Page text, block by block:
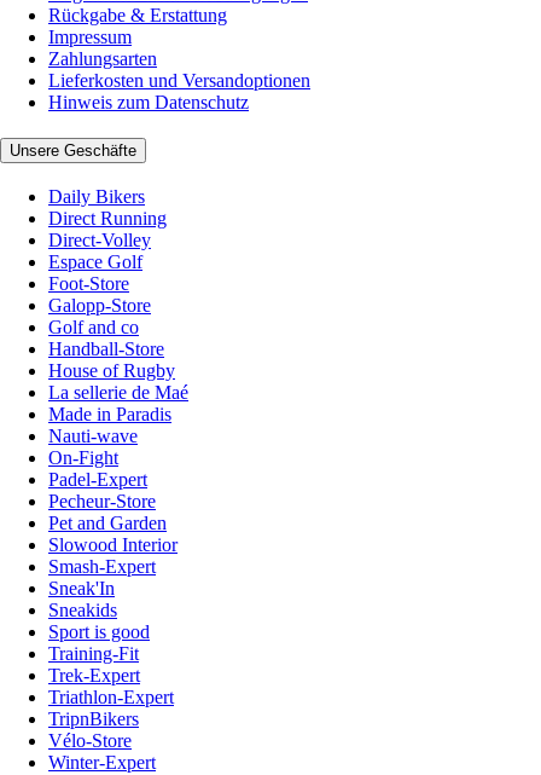
Rückgabe & Erstattung
Impressum
Zahlungsarten
Lieferkosten und Versandoptionen
Hinweis zum Datenschutz
Unsere Geschäfte
Daily Bikers
Direct Running
Direct-Volley
Espace Golf
Foot-Store
Galopp-Store
Golf and co
Handball-Store
House of Rugby
La sellerie de Maé
Made in Paradis
Nauti-wave
On-Fight
Padel-Expert
Pecheur-Store
Pet and Garden
Slowood Interior
Smash-Expert
Sneak'In
Sneakids
Sport is good
Training-Fit
Trek-Expert
Triathlon-Expert
TripnBikers
Vélo-Store
Winter-Expert